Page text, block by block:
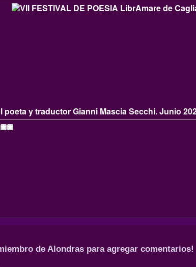
poeta y traductor Gianni Mascia Secchi. Junio
de Alondras para agregar comentarios!